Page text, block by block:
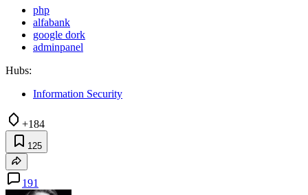
php
alfabank
google dork
adminpanel
Hubs:
Information Security
+184
125
191